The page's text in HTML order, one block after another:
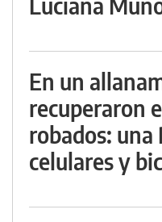
En un
recuperaron
robados:
celulares y